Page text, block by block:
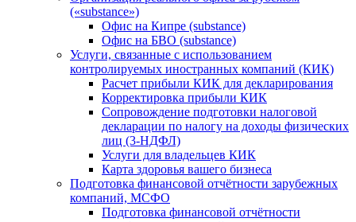
(«substance»)
Офис на Кипре (substance)
Офис на БВО (substance)
Услуги, связанные с использованием
контролируемых иностранных компаний (КИК)
Расчет прибыли КИК для декларирования
Корректировка прибыли КИК
Сопровождение подготовки налоговой
декларации по налогу на доходы физических
лиц (3-НДФЛ)
Услуги для владельцев КИК
Карта здоровья вашего бизнеса
Подготовка финансовой отчётности зарубежных
компаний, МСФО
Подготовка финансовой отчётности